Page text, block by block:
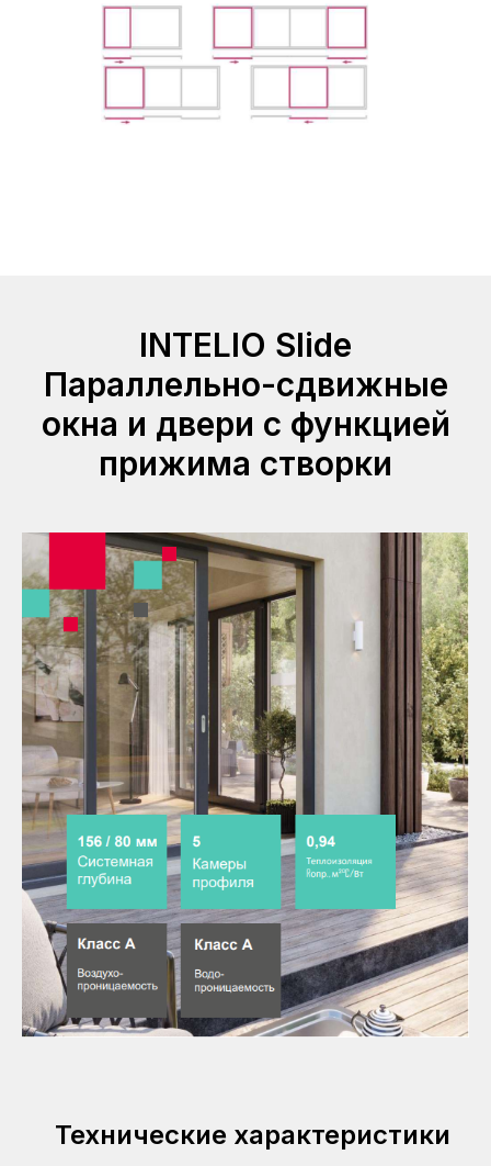
INTELIO Slide
Параллельно-сдвижные
окна и двери с функцией
прижима створки
Технические характеристики